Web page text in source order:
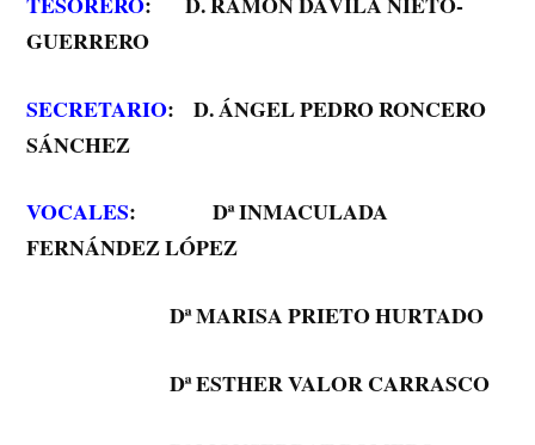
GUERRERO
SECRETARIO: D. ÁNGEL PEDRO RONCERO
SÁNCHEZ
VOCALES: Dª INMACULADA
FERNÁNDEZ LÓPEZ
Dª MARISA PRIETO HURTADO
Dª ESTHER VALOR CARRASCO